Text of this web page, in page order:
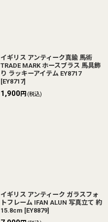
イギリス アンティーク真鍮 馬術
TRADE MARK ホースブラス 馬具飾
り ラッキーアイテム EY8717
[EY8717]
1,900円 (税込)
イギリス アンティーク ガラスフォ
トフレーム IFAN ALUN 写真立て 約
15.8cm [EY8879]